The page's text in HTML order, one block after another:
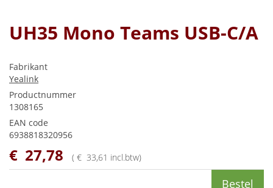
UH35 Mono Teams USB-C/A
Fabrikant
Yealink
Productnummer
1308165
EAN code
6938818320956
€ 27,78 ( € 33,61 incl.btw)
Bestel